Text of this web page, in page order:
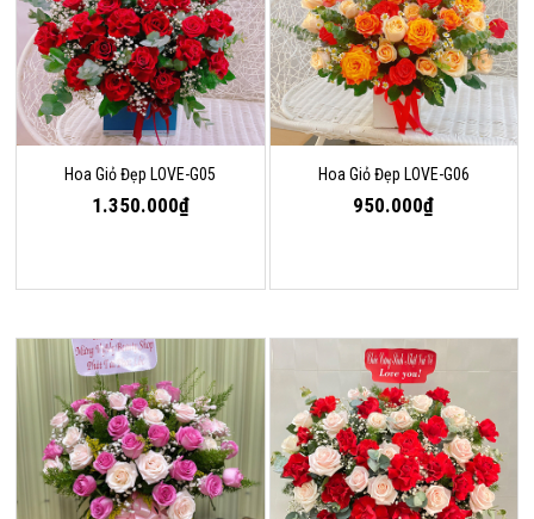
Hoa Giỏ Đẹp LOVE-G05
1.350.000₫
Hoa Giỏ Đẹp LOVE-G06
950.000₫